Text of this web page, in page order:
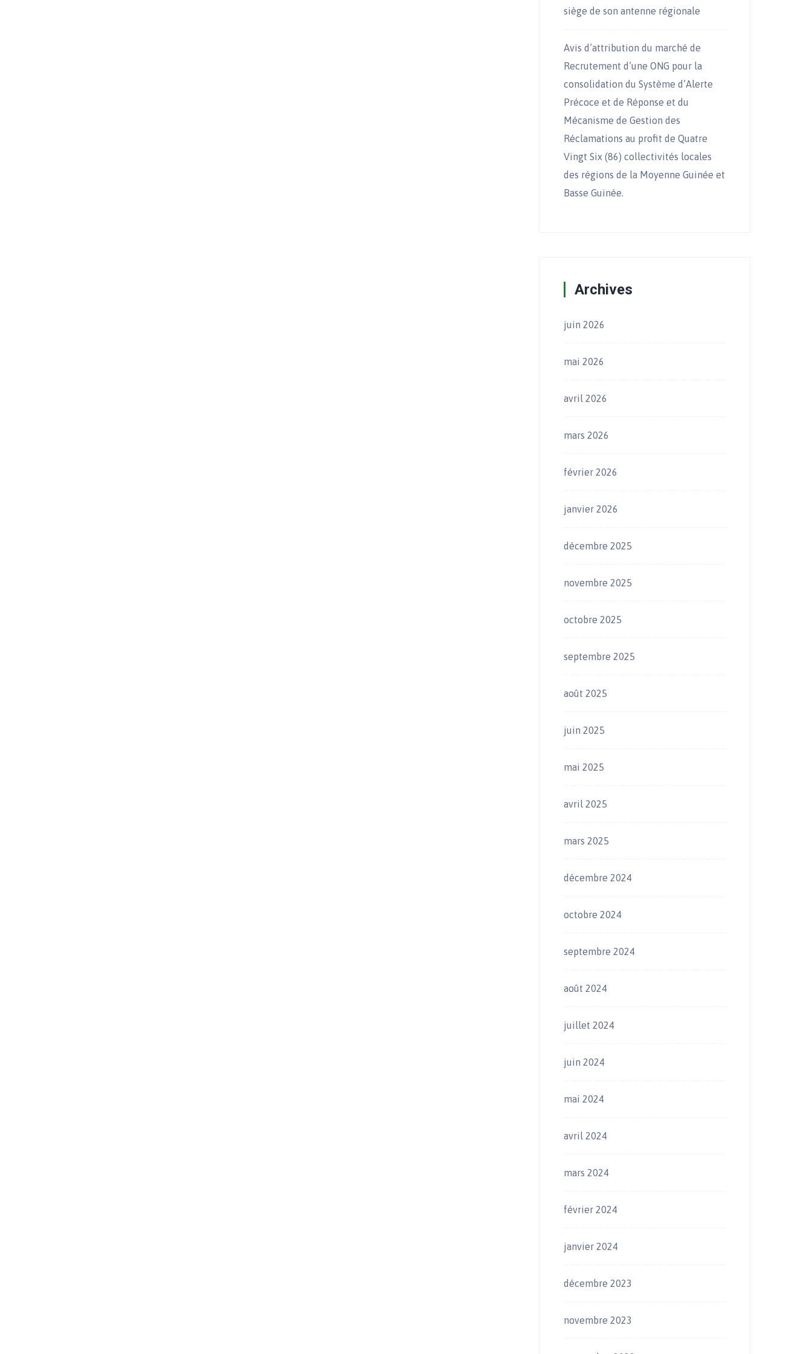
siège de son antenne régionale
Avis d’attribution du marché de
Recrutement d’une ONG pour la
consolidation du Système d’Alerte
Précoce et de Réponse et du
Mécanisme de Gestion des
Réclamations au profit de Quatre
Vingt Six (86) collectivités locales
des régions de la Moyenne Guinée et
Basse Guinée.
Archives
juin 2026
mai 2026
avril 2026
mars 2026
février 2026
janvier 2026
décembre 2025
novembre 2025
octobre 2025
septembre 2025
août 2025
juin 2025
mai 2025
avril 2025
mars 2025
décembre 2024
octobre 2024
septembre 2024
août 2024
juillet 2024
juin 2024
mai 2024
avril 2024
mars 2024
février 2024
janvier 2024
décembre 2023
novembre 2023